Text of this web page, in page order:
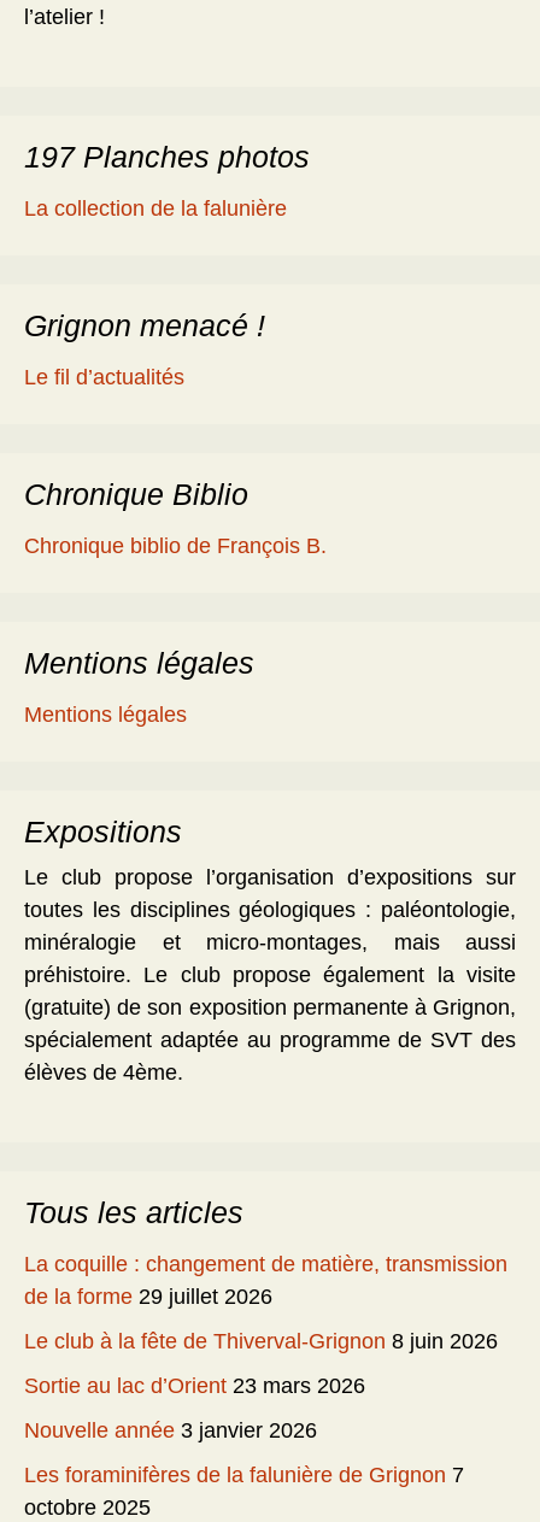
l’atelier !
197 Planches photos
La collection de la falunière
Grignon menacé !
Le fil d’actualités
Chronique Biblio
Chronique biblio de François B.
Mentions légales
Mentions légales
Expositions
Le club propose l’organisation d’expositions sur
toutes les disciplines géologiques : paléontologie,
minéralogie et micro-montages, mais aussi
préhistoire. Le club propose également la visite
(gratuite) de son exposition permanente à Grignon,
spécialement adaptée au programme de SVT des
élèves de 4ème.
Tous les articles
La coquille : changement de matière, transmission
de la forme 29 juillet 2026
Le club à la fête de Thiverval-Grignon 8 juin 2026
Sortie au lac d’Orient 23 mars 2026
Nouvelle année 3 janvier 2026
Les foraminifères de la falunière de Grignon 7
octobre 2025